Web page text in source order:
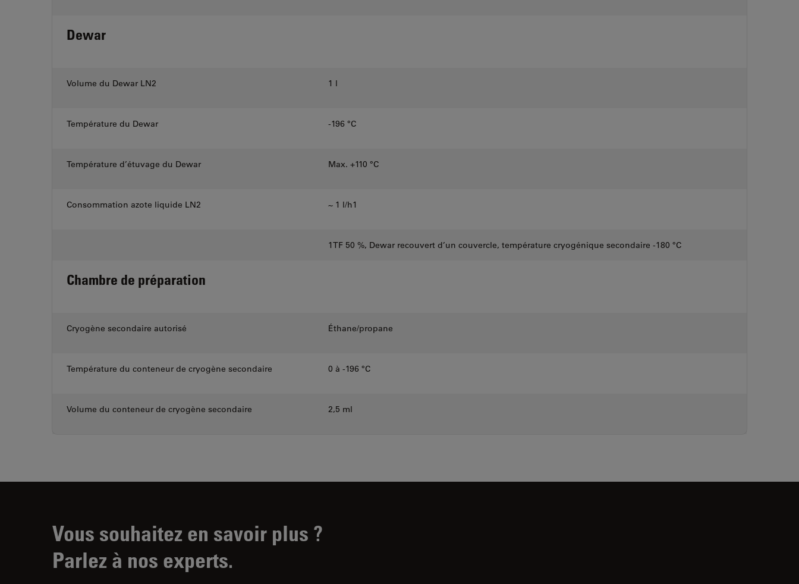
Dewar
Volume du Dewar LN2 1 l
Température du Dewar -196 °C
Température d’étuvage du Dewar Max. +110 °C
Consommation azote liquide LN2 ~ 1 l/h1
1TF 50 %, Dewar recouvert d’un couvercle, température cryogénique secondaire -180 °C
Chambre de préparation
Cryogène secondaire autorisé Éthane/propane
Température du conteneur de cryogène secondaire 0 à -196 °C
Volume du conteneur de cryogène secondaire 2,5 ml
Vous souhaitez en savoir plus ?
Parlez à nos experts.